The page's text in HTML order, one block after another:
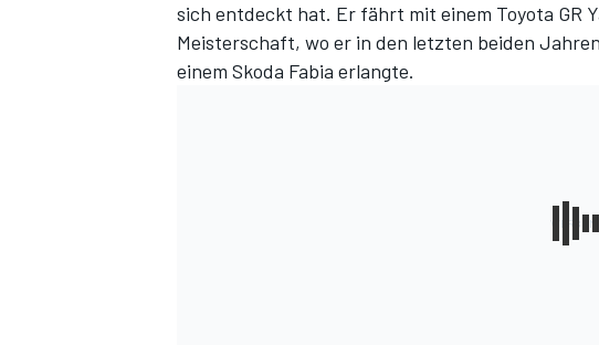
sich entdeckt hat. Er fährt mit einem Toyota GR
Meisterschaft, wo er in den letzten beiden
einem Skoda Fabia erlangte.